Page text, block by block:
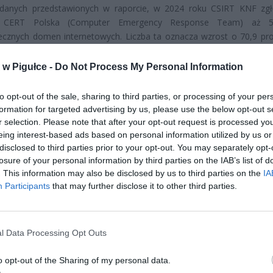
Pigułce - Do Not Process My Personal Information
opt-out of the sale, sharing to third parties, or processing of your
for targeted advertising by us, please use the below opt-out
selection. Please note that after your opt-out request is processed
interest-based ads based on personal information utilized by us
to third parties prior to your opt-out. You may separately
of your personal information by third parties on the IAB’s list of
This information may also be disclosed by us to third parties on the
Participants that may further disclose it to other third parties.
Data Processing Opt Outs
opt-out of the Sharing of my personal data.
przedstawionych w raporcie, w 2024 roku CSIRT KNF
CERT Polska (Computer Emergency Response Team) aż
domen internetowych. Liczba ta oznacza wzrost o 70,9
wydaje się trend długoterminowy – w 2022 roku zespół
oszukańczych stron internetowych w polskiej przestrzeni
niemal pięciokrotnie, co stanowi bezprecedensową skalę
w kraju.